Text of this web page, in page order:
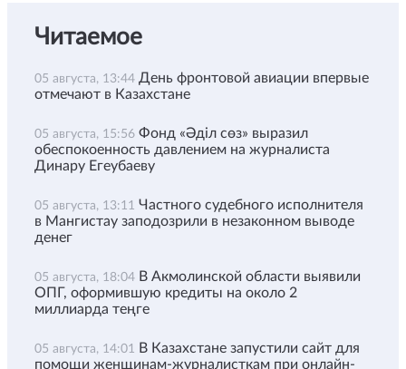
Читаемое
05 августа, 13:44 День фронтовой авиации впервые
отмечают в Казахстане
05 августа, 15:56 Фонд «Әділ сөз» выразил
обеспокоенность давлением на журналиста
Динару Егеубаеву
05 августа, 13:11 Частного судебного исполнителя
в Мангистау заподозрили в незаконном выводе
денег
05 августа, 18:04 В Акмолинской области выявили
ОПГ, оформившую кредиты на около 2
миллиарда теңге
05 августа, 14:01 В Казахстане запустили сайт для
помощи женщинам-журналисткам при онлайн-